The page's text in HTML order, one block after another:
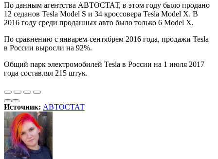
По данным агентства АВТОСТАТ, в этом году было продано
12 седанов Tesla Model S и 34 кроссовера Tesla Model X. В
2016 году среди проданных авто было только 6 Model X.
По сравнению с январем-сентябрем 2016 года, продажи Tesla
в России выросли на 92%.
Общий парк электромобилей Tesla в России на 1 июля 2017
года составлял 215 штук.
Источник: АВТОСТАТ